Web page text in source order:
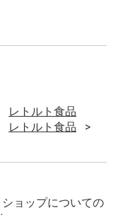
レトルト食品
レトルト食品
ョップについての